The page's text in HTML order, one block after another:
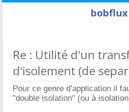
bobflux
Re : Utilité d'un
d'isolement (de
Pour ce genre d'application il
"double isolation" (ou à